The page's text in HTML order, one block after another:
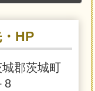
HP
郡茨城町
8